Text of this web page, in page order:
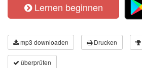
Lernen beginnen
mp3 downloaden Drucken
überprüfen